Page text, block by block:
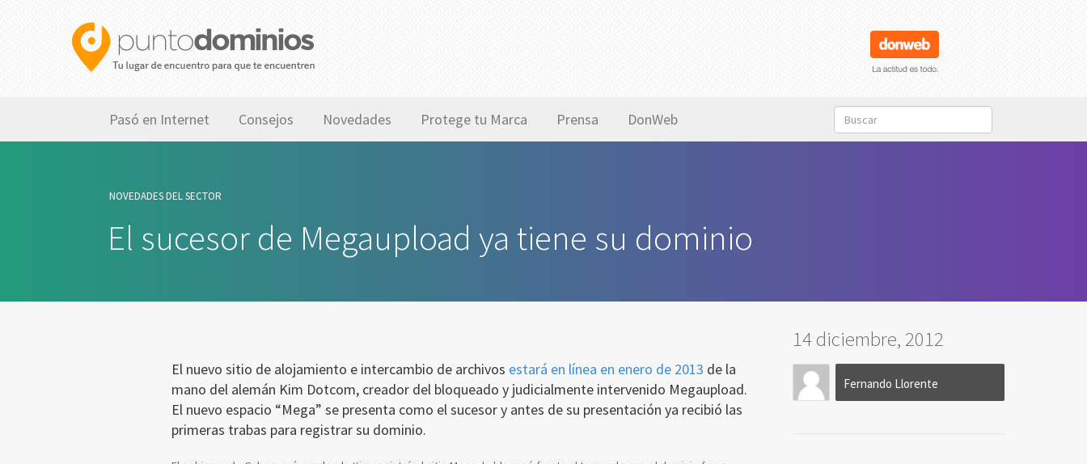
Pasó en Internet Consejos Novedades Protege tu Marca Prensa DonWeb
NOVEDADES DEL SECTOR
El sucesor de Megaupload ya tiene su dominio
El nuevo sitio de alojamiento e intercambio de archivos estará en línea en enero de 2013 de la
mano del alemán Kim Dotcom, creador del bloqueado y judicialmente intervenido Megaupload.
El nuevo espacio “Mega” se presenta como el sucesor y antes de su presentación ya recibió las
primeras trabas para registrar su dominio.
14 diciembre, 2012
Fernando Llorente